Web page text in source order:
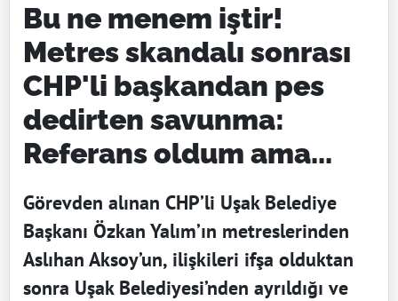
Bu ne menem iştir!
Metres skandalı sonrası
CHP'li başkandan pes
dedirten savunma:
Referans oldum ama...
Görevden alınan CHP’li Uşak Belediye
Başkanı Özkan Yalım’ın metreslerinden
Aslıhan Aksoy’un, ilişkileri ifşa olduktan
sonra Uşak Belediyesi’nden ayrıldığı ve